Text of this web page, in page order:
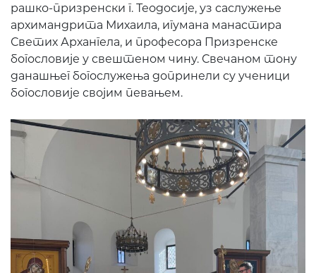
рашко-призренски г. Теодосије, уз саслужење
архимандрита Михаила, игумана манастира
Светих Архангела, и професора Призренске
богословије у свештеном чину. Свечаном тону
данашњег богослужења допринели су ученици
богословије својим певањем.